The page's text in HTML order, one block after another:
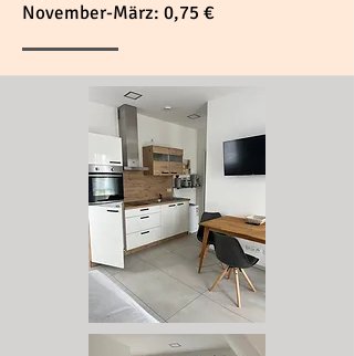
November-März: 0,75 €